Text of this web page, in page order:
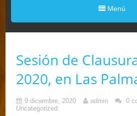
Menú
Sesión de
2020, en Las
9 diciembre, 2020 admin
0
Uncategorized